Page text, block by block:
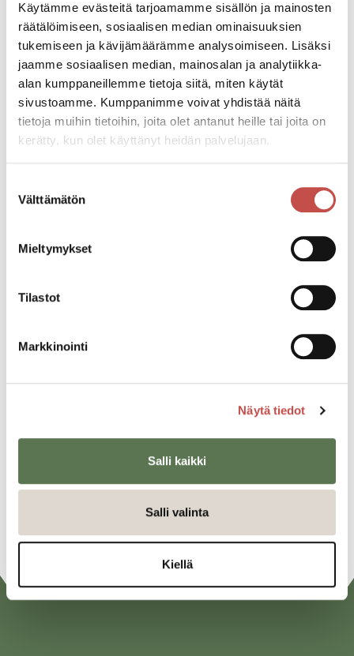
Käytämme evästeitä tarjoamamme sisällön ja mainosten
räätälöimiseen, sosiaalisen median ominaisuuksien
tukemiseen ja kävijämäärämme analysoimiseen. Lisäksi
jaamme sosiaalisen median, mainosalan ja analytiikka-
alan kumppaneillemme tietoja siitä, miten käytät
sivustoamme. Kumppanimme voivat yhdistää näitä
tietoja muihin tietoihin, joita olet antanut heille tai joita on
kerätty, kun olet käyttänyt heidän palvelujaan.
valinta
Välttämätön
Mieltymykset
Tilastot
Markkinointi
Näytä tiedot
Salli kaikki
Salli valinta
Kiellä
Tapahtuman järjestäjä
Mukana tapahtumasarjaa toteuttamassa ovat Keski-
Suomen hyvinvointialueen varhaisen tuen palvelut,
Keski-Suomen kestävän kasvun hanke, Saarijärven
kaupunki ja SPR
puolelta
Ei ole.
Jaa tapahtuma:
Twitter